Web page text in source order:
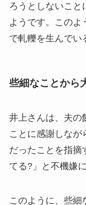
ろうとしないこと
ようです。このよ
で軋轢を生んでい
些細なことから
井上さんは、夫の
ことに感謝しなが
だったことを指摘
てる?」と不機嫌
このように、些細